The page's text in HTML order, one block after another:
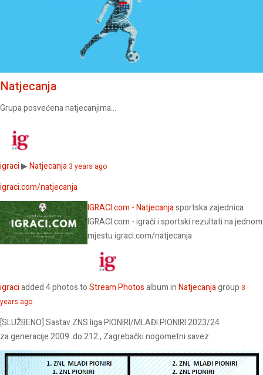
Natjecanja
Grupa posvećena natjecanjima...
igraci▶Natjecanja 3 years ago
igraci.com/natjecanja
IGRACI.com - Natjecanjasportska zajednica
IGRACI.com - igrači i sportski rezultati na jednom
mjestu igraci.com/natjecanja
igraciadded 4 photos toStream Photosalbum inNatjecanjagroup 3
years ago
[SLUŽBENO] Sastav ZNS liga PIONIRI/MLAĐI.PIONIRI 2023/24
za generacije 2009. do 212., Zagrebački nogometni savez.